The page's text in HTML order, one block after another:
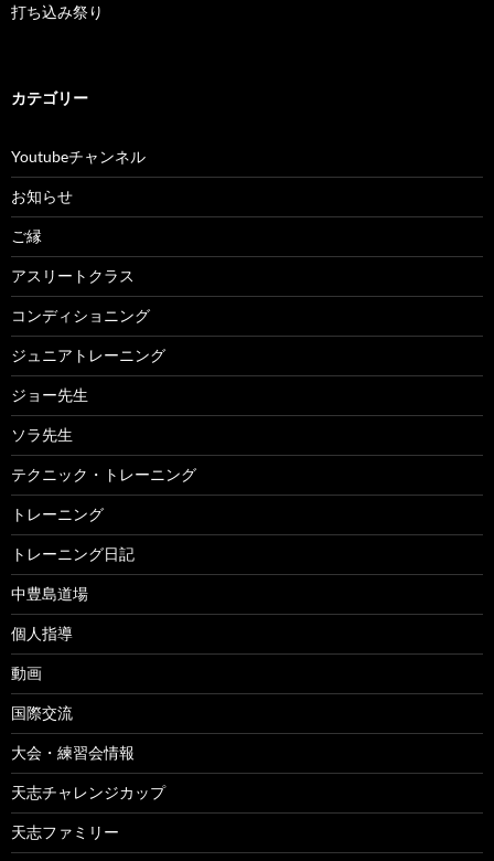
打ち込み祭り
カテゴリー
Youtubeチャンネル
お知らせ
ご縁
アスリートクラス
コンディショニング
ジュニアトレーニング
ジョー先生
ソラ先生
テクニック・トレーニング
トレーニング
トレーニング日記
中豊島道場
個人指導
動画
国際交流
大会・練習会情報
天志チャレンジカップ
天志ファミリー